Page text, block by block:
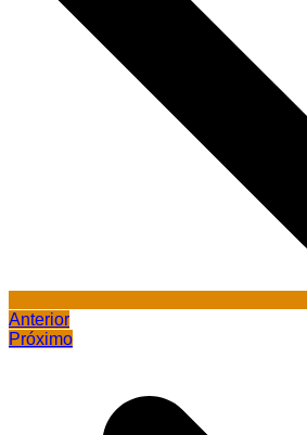
Anterior
Próximo